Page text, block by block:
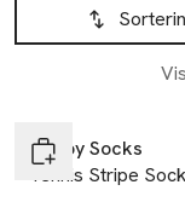
Happy Socks
Tennis Stripe Sock